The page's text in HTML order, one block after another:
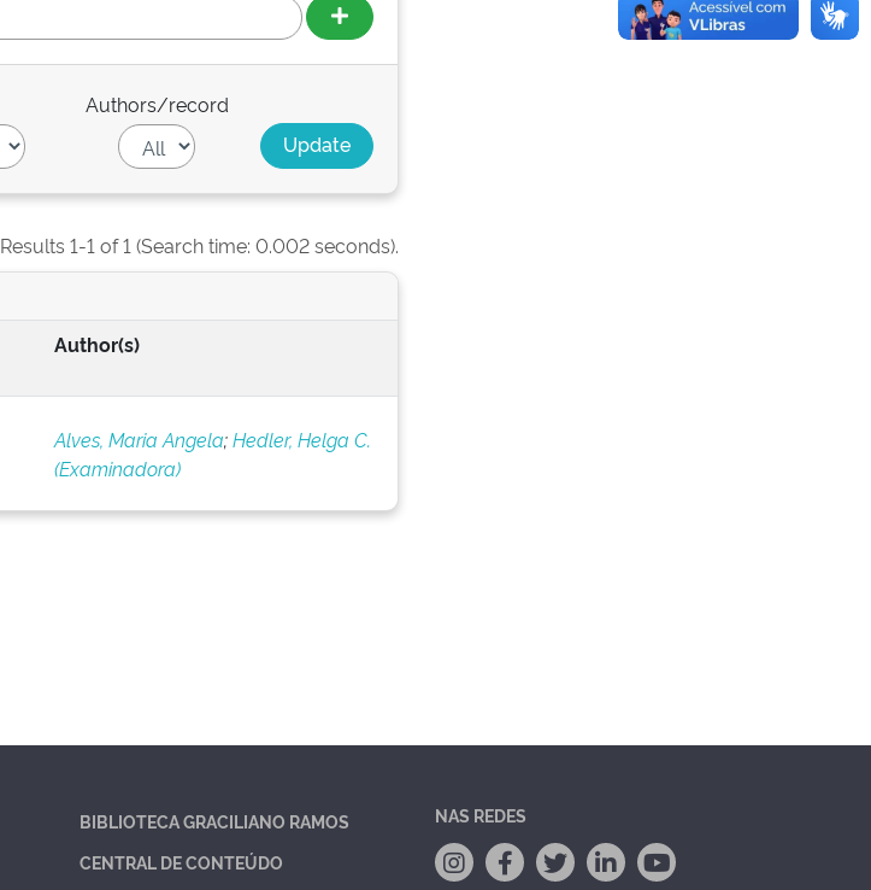
Authors/record
Results 1-1 of 1 (Search time: 0.002 seconds).
Author(s)
Alves, Maria Angela;Hedler, Helga C.
(Examinadora)
BIBLIOTECA GRACILIANO RAMOS
CENTRAL DE CONTEÚDO
NAS REDES